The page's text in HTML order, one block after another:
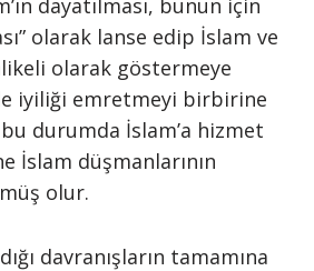
dayatılması, bunun için
olarak lanse edip İslam ve
olarak göstermeye
iyiliği emretmeyi birbirine
durumda İslam’a hizmet
İslam düşmanlarının
olur.
davranışların tamamına